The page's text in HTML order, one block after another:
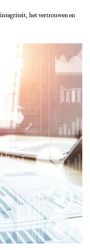
integriteit, het vertrouwen en